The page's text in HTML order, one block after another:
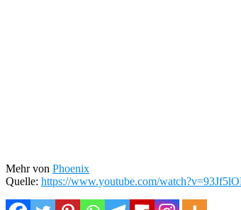
Mehr von Phoenix
Quelle: https://www.youtube.com/